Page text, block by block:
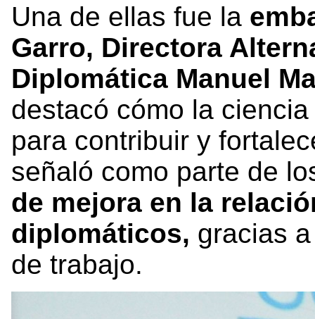
Una de ellas fue la
Garro, Directora
Diplomática Manuel
destacó cómo la
para contribuir y
señaló como parte de
de mejora en la
diplomáticos, gracias
de trabajo.